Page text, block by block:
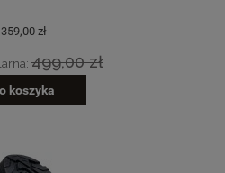
359,00 zł
499,00 zł
koszyka